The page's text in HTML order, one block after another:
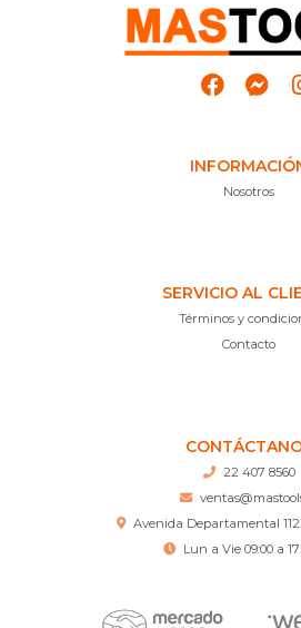
Nosotros
SERVICIO AL
Términos y
Contacto
22 407 8560
Avenida Departamental
Lun a Vie 09:00 a